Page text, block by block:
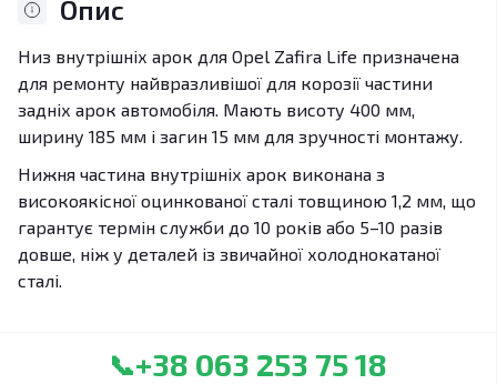
Опис
Низ внутрішніх арок для Opel Zafira Life призначена
для ремонту найвразливішої для корозії частини
задніх арок автомобіля. Мають висоту 400 мм,
ширину 185 мм і загин 15 мм для зручності монтажу.
Нижня частина внутрішніх арок виконана з
високоякісної оцинкованої сталі товщиною 1,2 мм, що
гарантує термін служби до 10 років або 5–10 разів
довше, ніж у деталей із звичайної холоднокатаної
сталі.
📞+38 063 253 75 18